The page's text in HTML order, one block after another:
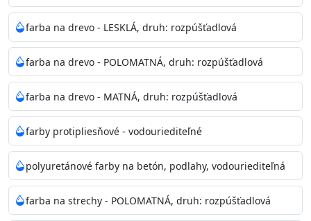
Informácie k aplikácií
Pred použitím farbu narieďte do 10% vodou podľa
spôsobu aplikácie. Dobre premiešajte a občas opakujte
aj počas náteru. Naneste jednu
vrstvu štetcom, valčekom alebo striekacou pištoľou
farba zasychá na dotyk po 30-60min./23°C po
dokonalom preschnutí minimálne 3-
4hod/23°C je možné aplikovať ďalšiu vrstvu náteru.
Doba schnutia je závislá na poveternostných
podmienkach s vyššou vlhkosťou a nižšou
teplotou sa doba schnutia predlžuje.
farba na drevo - LESKLÁ, druh: rozpúšťadlová
farba na drevo - POLOMATNÁ, druh: rozpúšťadlová
farba na drevo - MATNÁ, druh: rozpúšťadlová
farby protipliesňové - vodouriediteľné
polyuretánové farby na betón, podlahy, vodouriediteľná
farba na strechy - POLOMATNÁ, druh: rozpúšťadlová